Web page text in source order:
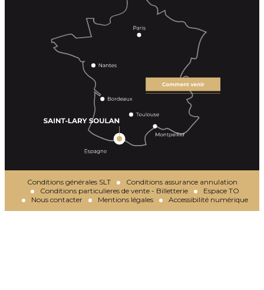
Conditions générales SLT
Conditions assurance annulation
Conditions particulieres de vente - Billetterie
Espace TO
Nous contacter
Mentions légales Accessibilité numérique